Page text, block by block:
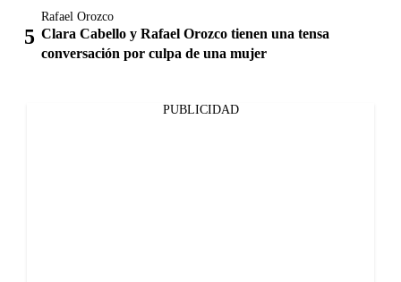
Rafael Orozco
Clara Cabello y Rafael Orozco tienen una tensa
conversación por culpa de una mujer
PUBLICIDAD